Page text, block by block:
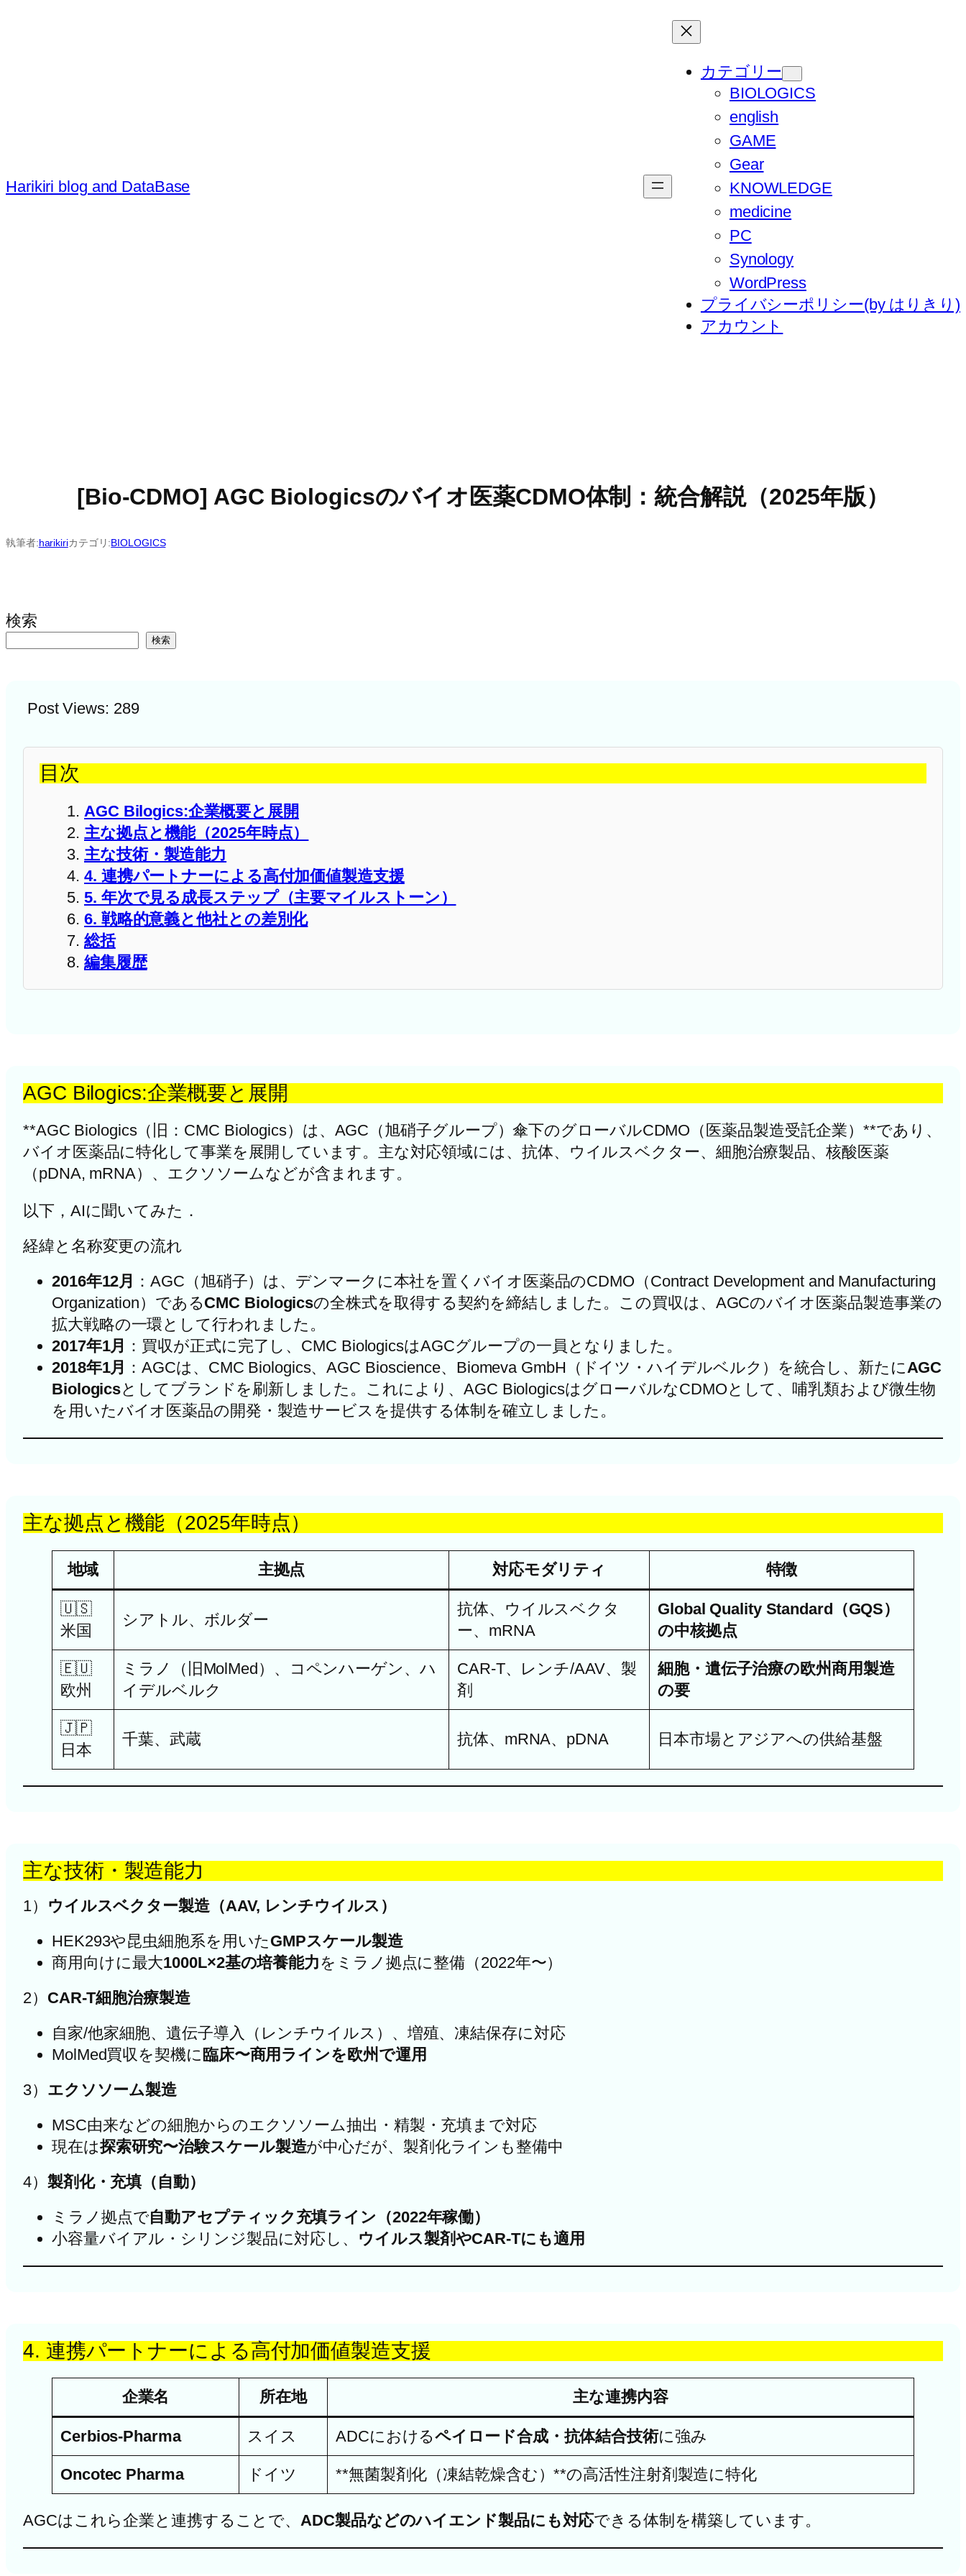
Harikiri blog and DataBase
カテゴリー
BIOLOGICS
english
GAME
Gear
KNOWLEDGE
medicine
PC
Synology
WordPress
プライバシーポリシー(by はりきり)
アカウント
[Bio-CDMO] AGC Biologicsのバイオ医薬CDMO体制：統合解説（2025年版）
執筆者:harikiriカテゴリ:BIOLOGICS
検索
検索
Post Views: 289
目次
AGC Bilogics:企業概要と展開
主な拠点と機能（2025年時点）
主な技術・製造能力
4. 連携パートナーによる高付加価値製造支援
5. 年次で見る成長ステップ（主要マイルストーン）
6. 戦略的意義と他社との差別化
総括
編集履歴
AGC Bilogics:企業概要と展開
**AGC Biologics（旧：CMC Biologics）は、AGC（旭硝子グループ）傘下のグローバルCDMO（医薬品製造受託企業）**であり、
バイオ医薬品に特化して事業を展開しています。主な対応領域には、抗体、ウイルスベクター、細胞治療製品、核酸医薬
（pDNA, mRNA）、エクソソームなどが含まれます。
以下，AIに聞いてみた．
経緯と名称変更の流れ
2016年12月 ：AGC（旭硝子）は、デンマークに本社を置くバイオ医薬品のCDMO（Contract Development and Manufacturing
Organization）であるCMC Biologicsの全株式を取得する契約を締結しました。この買収は、AGCのバイオ医薬品製造事業の
拡大戦略の一環として行われました。​
2017年1月 ：買収が正式に完了し、CMC BiologicsはAGCグループの一員となりました。​
2018年1月 ：AGCは、CMC Biologics、AGC Bioscience、Biomeva GmbH（ドイツ・ハイデルベルク）を統合し、新たにAGC
Biologicsとしてブランドを刷新しました。これにより、AGC BiologicsはグローバルなCDMOとして、哺乳類および微生物
を用いたバイオ医薬品の開発・製造サービスを提供する体制を確立しました。​
主な拠点と機能（2025年時点）
地域 主拠点 対応モダリティ 特徴
🇺🇸
米国
シアトル、ボルダー
抗体、ウイルスベクタ
ー、mRNA
Global Quality Standard（GQS）
の中核拠点
🇪🇺
欧州
ミラノ（旧MolMed）、コペンハーゲン、ハ
イデルベルク
CAR-T、レンチ/AAV、製
剤
細胞・遺伝子治療の欧州商用製造
の要
🇯🇵
日本
千葉、武蔵 抗体、mRNA、pDNA 日本市場とアジアへの供給基盤
主な技術・製造能力
1） ウイルスベクター製造（AAV, レンチウイルス）
HEK293や昆虫細胞系を用いた GMPスケール製造
商用向けに最大1000L×2基の培養能力をミラノ拠点に整備（2022年〜）
2） CAR-T細胞治療製造
自家/他家細胞、遺伝子導入（レンチウイルス）、増殖、凍結保存に対応
MolMed買収を契機に 臨床〜商用ラインを欧州で運用
3） エクソソーム製造
MSC由来などの細胞からのエクソソーム抽出・精製・充填まで対応
現在は探索研究〜治験スケール製造が中心だが、製剤化ラインも整備中
4） 製剤化・充填（自動）
ミラノ拠点で自動アセプティック充填ライン（2022年稼働）
小容量バイアル・シリンジ製品に対応し、 ウイルス製剤やCAR-Tにも適用
4. 連携パートナーによる高付加価値製造支援
企業名 所在地 主な連携内容
Cerbios-Pharma スイス ADCにおけるペイロード合成・抗体結合技術に強み
Oncotec Pharma ドイツ **無菌製剤化（凍結乾燥含む）**の高活性注射剤製造に特化
AGCはこれら企業と連携することで、ADC製品などのハイエンド製品にも対応できる体制を構築しています。